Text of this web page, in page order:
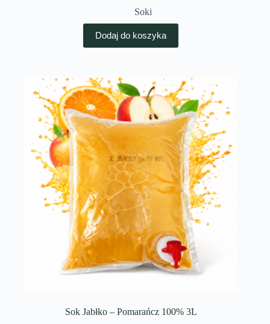
Soki
Dodaj do koszyka
Sok Jabłko – Pomarańcz 100% 3L